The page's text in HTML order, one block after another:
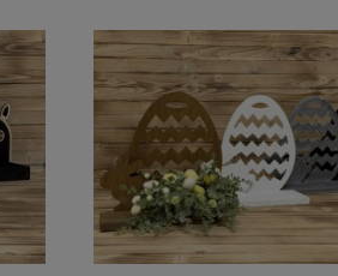
Cena regularna:
Najniższa cena:26,83 zł
DO KOSZYKA